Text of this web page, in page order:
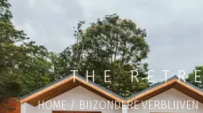
THE
HOME / BIJZONDERE VERBLIJVEN